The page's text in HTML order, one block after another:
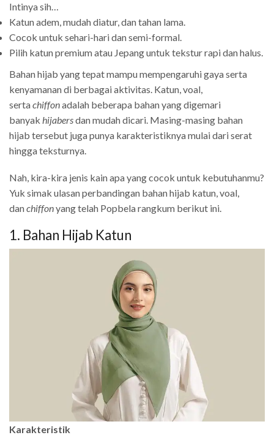
Intinya sih…
Katun adem, mudah diatur, dan tahan lama.
Cocok untuk sehari-hari dan semi-formal.
Pilih katun premium atau Jepang untuk tekstur rapi dan halus.
Bahan hijab yang tepat mampu mempengaruhi gaya serta
kenyamanan di berbagai aktivitas. Katun, voal,
sertachiffonadalah beberapa bahan yang digemari
banyak hijabersdan mudah dicari. Masing-masing bahan
hijab tersebut juga punya karakteristiknya mulai dari serat
hingga teksturnya.
Nah, kira-kira jenis kain apa yang cocok untuk kebutuhanmu?
Yuk simak ulasan perbandingan bahan hijab katun, voal,
danchiffonyang telah Popbela rangkum berikut ini.
1. Bahan Hijab Katun
Karakteristik